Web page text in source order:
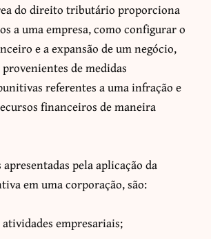
do direito tributário proporciona
a uma empresa, como configurar o
e a expansão de um negócio,
de medidas
referentes a uma infração e
financeiros de maneira
pela aplicação da
em uma corporação, são:
empresariais;